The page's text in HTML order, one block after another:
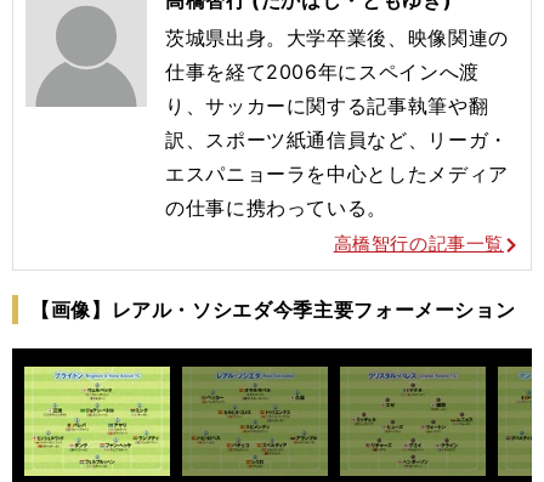
茨城県出身。大学卒業後、映像関連の
仕事を経て2006年にスペインへ渡
り、サッカーに関する記事執筆や翻
訳、スポーツ紙通信員など、リーガ・
エスパニョーラを中心としたメディア
の仕事に携わっている。
高橋智行の記事一覧
【画像】レアル・ソシエダ今季主要フォーメーション